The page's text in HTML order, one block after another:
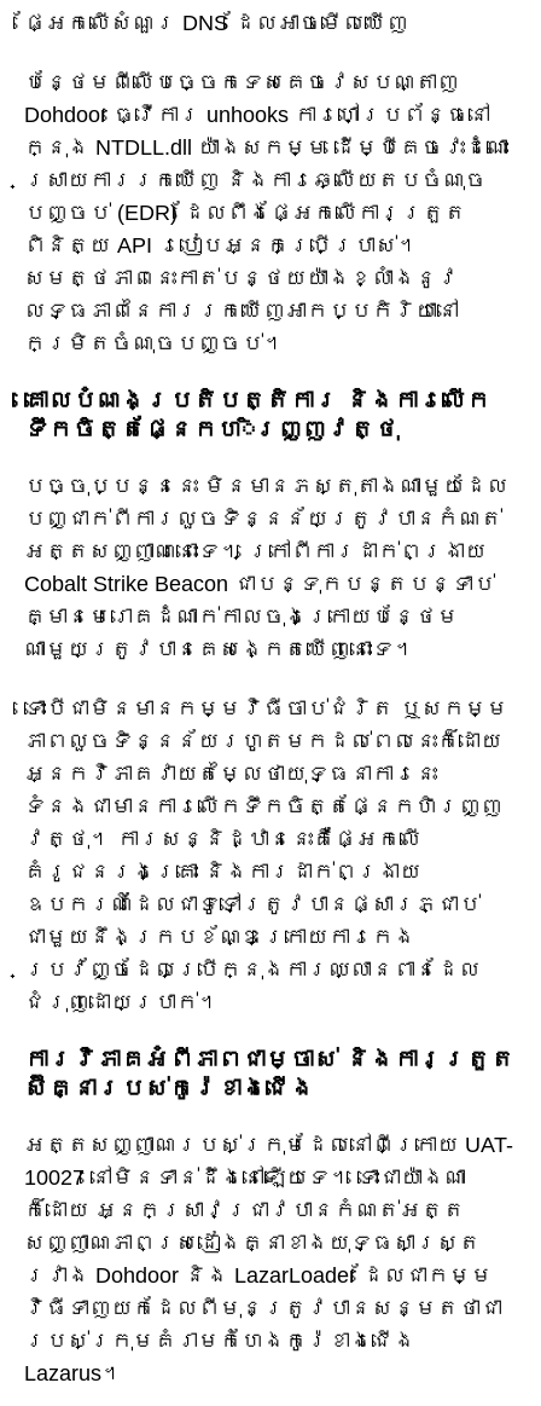
ផ្អែកលើសំណួរ DNS ដែលអាចមើលឃើញ
បន្ថែមពីលើបច្ចេកទេសគេចវេសបណ្តាញ
Dohdoor ធ្វើការ unhooks ការហៅប្រព័ន្ធនៅ
ក្នុង NTDLL.dll យ៉ាងសកម្ម ដើម្បីគេចវេះដំណោះ
ស្រាយការរកឃើញ និងការឆ្លើយតបចំណុច
បញ្ចប់ (EDR) ដែលពឹងផ្អែកលើការត្រួត
ពិនិត្យ API របៀបអ្នកប្រើប្រាស់។
សមត្ថភាពនេះកាត់បន្ថយយ៉ាងខ្លាំងនូវ
លទ្ធភាពនៃការរកឃើញអាកប្បកិរិយានៅ
កម្រិតចំណុចបញ្ចប់។
គោលបំណងប្រតិបត្តិការ និងការលើក
ទឹកចិត្តផ្នែកហិរញ្ញវត្ថុ
បច្ចុប្បន្ននេះ មិនមានភស្តុតាងណាមួយដែល
បញ្ជាក់ពីការលួចទិន្នន័យត្រូវបានកំណត់
អត្តសញ្ញាណនោះទេ។ ក្រៅពីការដាក់ពង្រាយ
Cobalt Strike Beacon ជាបន្ទុកបន្តបន្ទាប់
គ្មានមេរោគដំណាក់កាលចុងក្រោយបន្ថែម
ណាមួយត្រូវបានគេសង្កេតឃើញនោះទេ។
ទោះបីជាមិនមានកម្មវិធីចាប់ជំរិត ឬសកម្ម
ភាពលួចទិន្នន័យរហូតមកដល់ពេលនេះក៏ដោយ
អ្នកវិភាគវាយតម្លៃថាយុទ្ធនាការនេះ
ទំនងជាមានការលើកទឹកចិត្តផ្នែកហិរញ្ញ
វត្ថុ។ ការសន្និដ្ឋាននេះគឺផ្អែកលើ
គំរូជនរងគ្រោះ និងការដាក់ពង្រាយ
ឧបករណ៍ដែលជាទូទៅត្រូវបានផ្សារភ្ជាប់
ជាមួយនឹងក្របខ័ណ្ឌក្រោយការកេង
ប្រវ័ញ្ចដែលប្រើក្នុងការឈ្លានពានដែល
ជំរុញដោយប្រាក់។
ការវិភាគអំពីភាពជាម្ចាស់ និងការត្រួត
ស៊ីគ្នារបស់កូរ៉េខាងជើង
អត្តសញ្ញាណរបស់ក្រុមដែលនៅពីក្រោយ UAT-
10027 នៅមិនទាន់ដឹងនៅឡើយទេ។ ទោះជាយ៉ាងណា
ក៏ដោយ អ្នកស្រាវជ្រាវបានកំណត់អត្ត
សញ្ញាណភាពស្រដៀងគ្នាខាងយុទ្ធសាស្ត្រ
រវាង Dohdoor និង LazarLoader ដែលជាកម្ម
វិធីទាញយកដែលពីមុនត្រូវបានសន្មតថាជា
របស់ក្រុមគំរាមកំហែងកូរ៉េខាងជើង
Lazarus។